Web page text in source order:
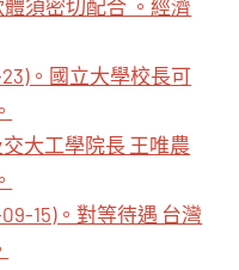
須密切配合 。經濟
。國立大學校長可
大工學院長 王唯農
15)。對等待遇 台灣